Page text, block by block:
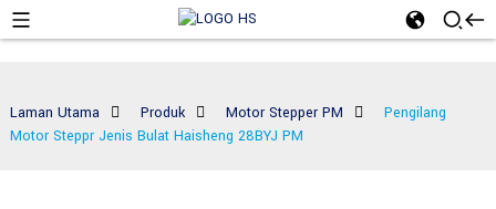
Laman Utama Produk Motor Stepper PM
Pengilang
Motor Steppr Jenis Bulat Haisheng 28BYJ PM